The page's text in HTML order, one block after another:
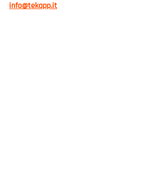
info@tekapp.it